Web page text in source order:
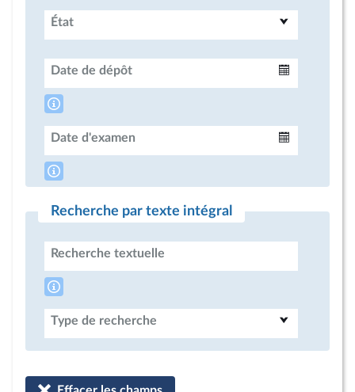
État
Date de dépôt
Date d'examen
Recherche par texte intégral
Recherche textuelle
Type de recherche